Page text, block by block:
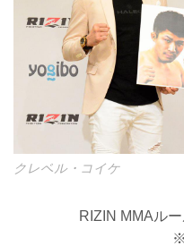
クレベル・コイケ
RIZIN MMAル